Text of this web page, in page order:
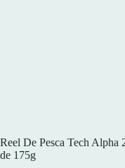
Reel De Pesca Tech Alpha
de 175g